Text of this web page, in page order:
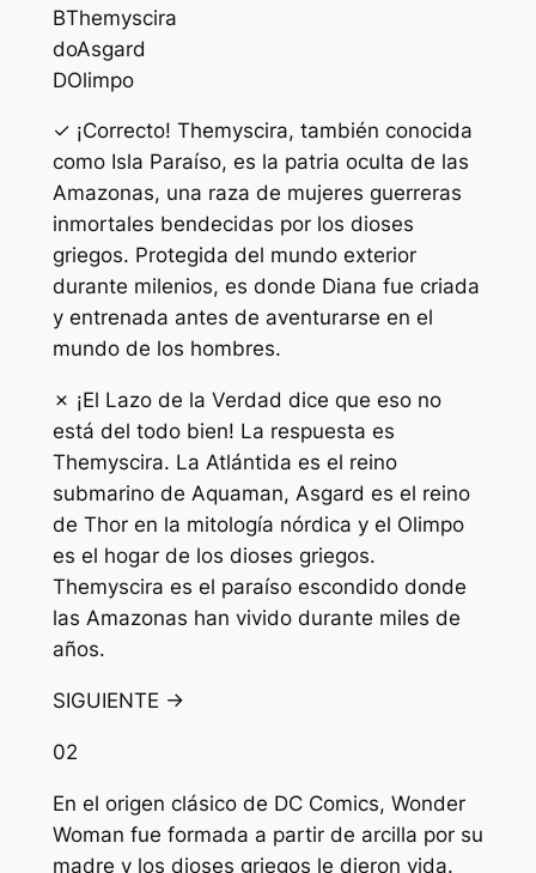
BThemyscira
doAsgard
DOlimpo
✓ ¡Correcto! Themyscira, también conocida
como Isla Paraíso, es la patria oculta de las
Amazonas, una raza de mujeres guerreras
inmortales bendecidas por los dioses
griegos. Protegida del mundo exterior
durante milenios, es donde Diana fue criada
y entrenada antes de aventurarse en el
mundo de los hombres.
✗ ¡El Lazo de la Verdad dice que eso no
está del todo bien! La respuesta es
Themyscira. La Atlántida es el reino
submarino de Aquaman, Asgard es el reino
de Thor en la mitología nórdica y el Olimpo
es el hogar de los dioses griegos.
Themyscira es el paraíso escondido donde
las Amazonas han vivido durante miles de
años.
SIGUIENTE →
02
En el origen clásico de DC Comics, Wonder
Woman fue formada a partir de arcilla por su
madre y los dioses griegos le dieron vida.